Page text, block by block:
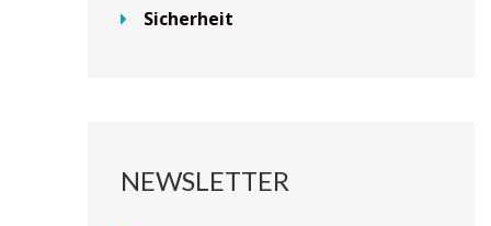
Sicherheit
NEWSLETTER